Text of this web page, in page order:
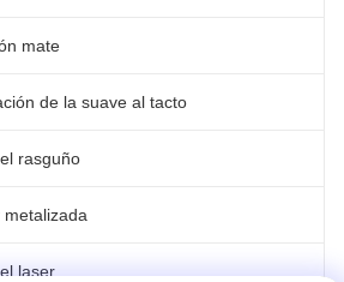
mate
de la suave al tacto
rasguño
laser